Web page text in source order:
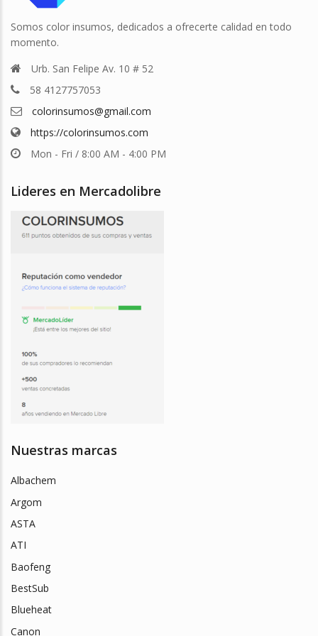
Somos color insumos, dedicados a ofrecerte calidad en todo
momento.
Urb. San Felipe Av. 10 # 52
58 4127757053
colorinsumos@gmail.com
https://colorinsumos.com
Mon - Fri / 8:00 AM - 4:00 PM
Lideres en Mercadolibre
Nuestras marcas
Albachem
Argom
ASTA
ATI
Baofeng
BestSub
Blueheat
Canon